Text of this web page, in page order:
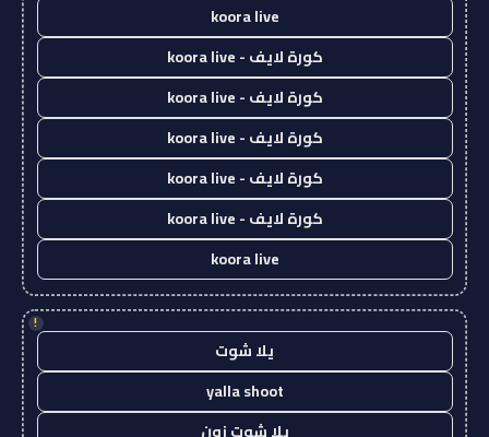
koora live
كورة لايف - koora live
كورة لايف - koora live
كورة لايف - koora live
كورة لايف - koora live
كورة لايف - koora live
koora live
!
يلا شوت
yalla shoot
يلا شوت زون